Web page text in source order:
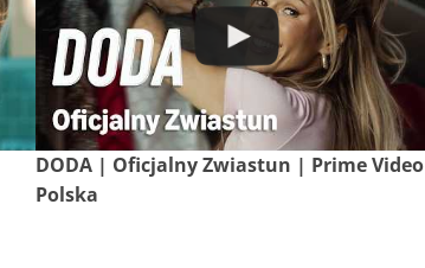
DODA | Oficjalny Zwiastun | Prime Video
Polska